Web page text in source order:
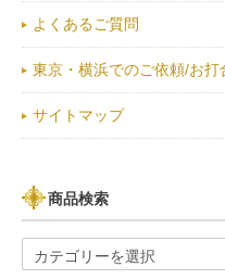
よくあるご質問
東京・横浜でのご依頼/お打
サイトマップ
商品検索